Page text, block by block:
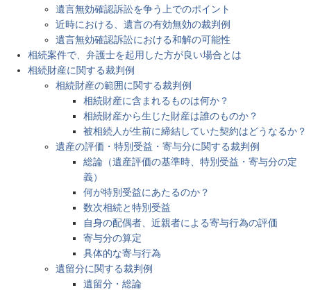
遺言無効確認訴訟を争う上でのポイント
近時における、遺言の有効無効の裁判例
遺言無効確認訴訟における和解の可能性
相続案件で、弁護士を起用した方が良い場合とは
相続財産に関する裁判例
相続財産の範囲に関する裁判例
相続財産に含まれるものは何か？
相続財産から生じた財産は誰のものか？
被相続人が生前に締結していた契約はどうなるか？
遺産の評価・特別受益・寄与分に関する裁判例
総論（遺産評価の基準時、特別受益・寄与分の定
義）
何が特別受益にあたるのか？
数次相続と特別受益
自身の配偶者、近親者による寄与行為の評価
寄与分の算定
具体的な寄与行為
遺留分に関する裁判例
遺留分・総論